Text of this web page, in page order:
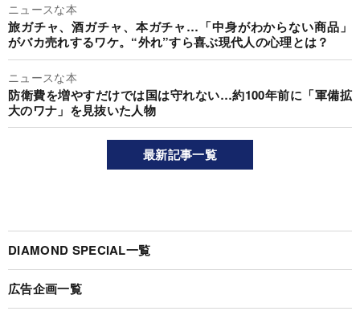
ニュースな本
旅ガチャ、酒ガチャ、本ガチャ…「中身がわからない商品」
がバカ売れするワケ。“外れ”すら喜ぶ現代人の心理とは？
ニュースな本
防衛費を増やすだけでは国は守れない…約100年前に「軍備拡
大のワナ」を見抜いた人物
最新記事一覧
DIAMOND SPECIAL一覧
広告企画一覧